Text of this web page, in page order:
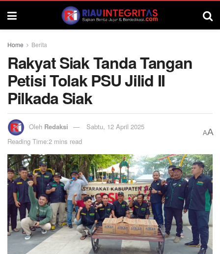
Home Berita
Rakyat Siak Tanda Tangan
Petisi Tolak PSU Jilid II
Pilkada Siak
Oleh Redaksi
Sabtu, 12 April 2025
Reading Time:2 mins read
AA